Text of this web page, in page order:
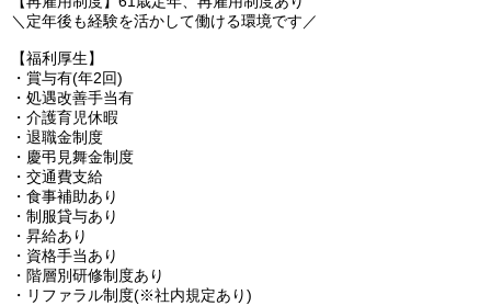
＼定年後も経験を活かして働ける環境です／
【福利厚生】
・賞与有(年2回)
・処遇改善手当有
・介護育児休暇
・退職金制度
・慶弔見舞金制度
・交通費支給
・食事補助あり
・制服貸与あり
・昇給あり
・資格手当あり
・階層別研修制度あり
・リファラル制度(※社内規定あり)